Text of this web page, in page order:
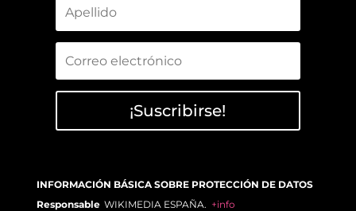
¡Suscribirse!
INFORMACIÓN BÁSICA SOBRE PROTECCIÓN DE DATOS
Responsable WIKIMEDIA ESPAÑA. +info